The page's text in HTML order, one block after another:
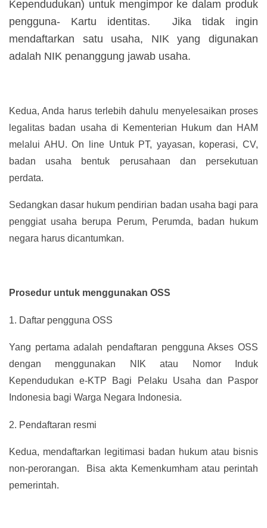
Kependudukan) untuk mengimpor ke dalam produk
pengguna- Kartu identitas. Jika tidak ingin
mendaftarkan satu usaha, NIK yang digunakan
adalah NIK penanggung jawab usaha.
Kedua, Anda harus terlebih dahulu menyelesaikan proses
legalitas badan usaha di Kementerian Hukum dan HAM
melalui AHU. On line Untuk PT, yayasan, koperasi, CV,
badan usaha bentuk perusahaan dan persekutuan
perdata.
Sedangkan dasar hukum pendirian badan usaha bagi para
penggiat usaha berupa Perum, Perumda, badan hukum
negara harus dicantumkan.
Prosedur untuk menggunakan OSS
1. Daftar pengguna OSS
Yang pertama adalah pendaftaran pengguna Akses OSS
dengan menggunakan NIK atau Nomor Induk
Kependudukan e-KTP Bagi Pelaku Usaha dan Paspor
Indonesia bagi Warga Negara Indonesia.
2. Pendaftaran resmi
Kedua, mendaftarkan legitimasi badan hukum atau bisnis
non-perorangan. Bisa akta Kemenkumham atau perintah
pemerintah.